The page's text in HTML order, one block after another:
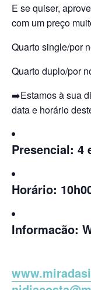
E se quiser,
com um preço
Quarto single/por
Quarto duplo/por
➡️Estamos à sua
data e horário
Presencial: 4
Horário:
Informacão: